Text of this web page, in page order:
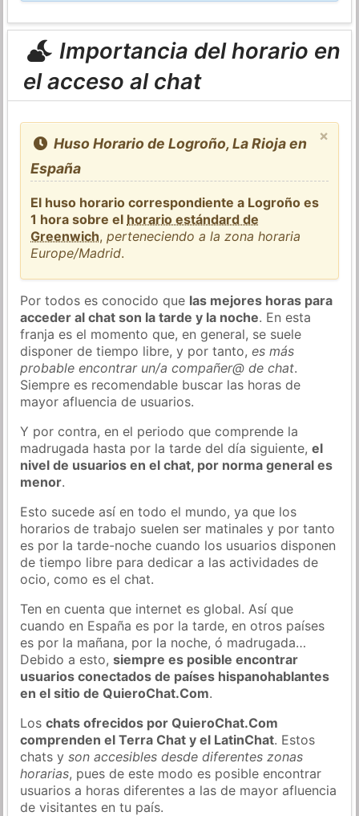
Importancia del horario en
el acceso al chat
×
Huso Horario de Logroño, La Rioja en
España
El huso horario correspondiente a Logroño es
1 hora sobre el horario estándard de
Greenwich,perteneciendo a la zona horaria
Europe/Madrid.
Por todos es conocido que las mejores horas para
acceder al chat son la tarde y la noche. En esta
franja es el momento que, en general, se suele
disponer de tiempo libre, y por tanto,es más
probable encontrar un/a compañer@ de chat.
Siempre es recomendable buscar las horas de
mayor afluencia de usuarios.
Y por contra, en el periodo que comprende la
madrugada hasta por la tarde del día siguiente,el
nivel de usuarios en el chat, por norma general es
menor.
Esto sucede así en todo el mundo, ya que los
horarios de trabajo suelen ser matinales y por tanto
es por la tarde-noche cuando los usuarios disponen
de tiempo libre para dedicar a las actividades de
ocio, como es el chat.
Ten en cuenta que internet es global. Así que
cuando en España es por la tarde, en otros países
es por la mañana, por la noche, ó madrugada…
Debido a esto,siempre es posible encontrar
usuarios conectados de países hispanohablantes
en el sitio de QuieroChat.Com.
Loschats ofrecidos por QuieroChat.Com
comprenden el Terra Chat y el LatinChat. Estos
chats yson accesibles desde diferentes zonas
horarias, pues de este modo es posible encontrar
usuarios a horas diferentes a las de mayor afluencia
de visitantes en tu país.